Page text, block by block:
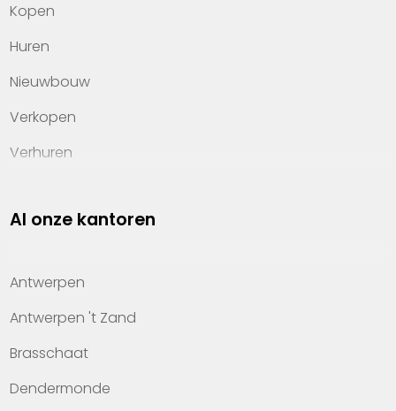
Kopen
Huren
Nieuwbouw
Verkopen
Verhuren
Property management
Kennis van wonen
Kantoren
Veelgestelde vragen
Werken bij Heylen Vastgoed
Al onze kantoren
Antwerpen
Antwerpen 't Zand
Brasschaat
Dendermonde